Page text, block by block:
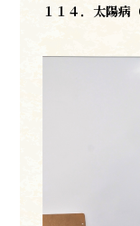
１１４．太陽